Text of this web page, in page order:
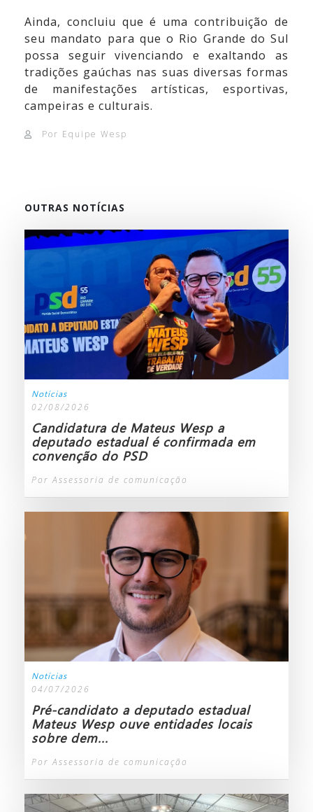
Ainda, concluiu que é uma contribuição de
seu mandato para que o Rio Grande do Sul
possa seguir vivenciando e exaltando as
tradições gaúchas nas suas diversas formas
de manifestações artísticas, esportivas,
campeiras e culturais.
Por Equipe Wesp
OUTRAS NOTÍCIAS
Notícias
02/08/2026
Candidatura de Mateus Wesp a
deputado estadual é confirmada em
convenção do PSD
Por Assessoria de comunicação
Notícias
04/07/2026
Pré-candidato a deputado estadual
Mateus Wesp ouve entidades locais
sobre dem...
Por Assessoria de comunicação